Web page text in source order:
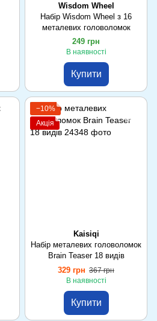
Wisdom Wheel
Набір Wisdom Wheel з 16
металевих головоломок
249 грн
В наявності
Купити
−10%
Акція
Kaisiqi
Набір металевих головоломок
Brain Teaser 18 видів
329 грн 367 грн
В наявності
Купити